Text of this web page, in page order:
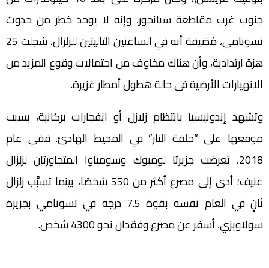
جنوب غرب مقاطعة سيانجور، وإنه لا يوجد خطر من حدوث
تسونامي، مُضيفة أنه في الساعتين التاليتين للزلزال، سُجلت 25
هزة ارتدادية، وأن هناك مخاوف من احتمالات وقوع المزيد من
الانهيارات الأرضية في حالة هطول أمطار غزيرة.
وتشهد إندونيسيا بانتظام زلازل أو انفجارات بركانية، بسبب
موقعها على “حلقة النار” في المحيط الهادئ. ففي عام
2018، تعرضت جزيرتا لومبوك وسومباوا المتجاورتان لزلزال
عنيف؛ أدى إلى مصرع أكثر من 550 شخصًا، بينما تسبَّب زلزال
ثانٍ في العام نفسه بقوة 7.5 درجة في تسونامي بجزيرة
سولاويزي، أسفر عن مصرع وفقدان نحو 4300 شخص.